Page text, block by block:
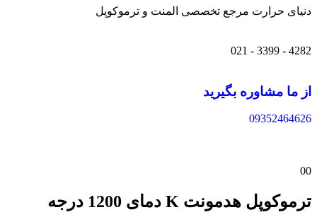
دنیای حرارت مرجع تخصصی المنت و ترموکوپل
4282 - 3399 - 021
از ما مشاوره بگیرید
09352464626
00
ترموکوپل هدمونت K دمای 1200 درجه